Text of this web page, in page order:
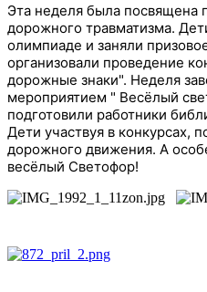
Эта неделя была посвящена
дорожного травматизма.
олимпиаде и заняли
организовали проведение
дорожные знаки". Неделя
мероприятием " Весёлый
подготовили работники
Дети участвуя в конкурсах,
дорожного движения. А
весёлый Светофор!